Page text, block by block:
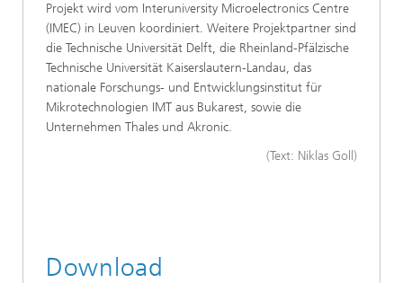
Projekt wird vom Interuniversity Microelectronics Centre
(IMEC) in Leuven koordiniert. Weitere Projektpartner sind
die Technische Universität Delft, die Rheinland-Pfälzische
Technische Universität Kaiserslautern-Landau, das
nationale Forschungs- und Entwicklungsinstitut für
Mikrotechnologien IMT aus Bukarest, sowie die
Unternehmen Thales und Akronic.
(Text: Niklas Goll)
Download